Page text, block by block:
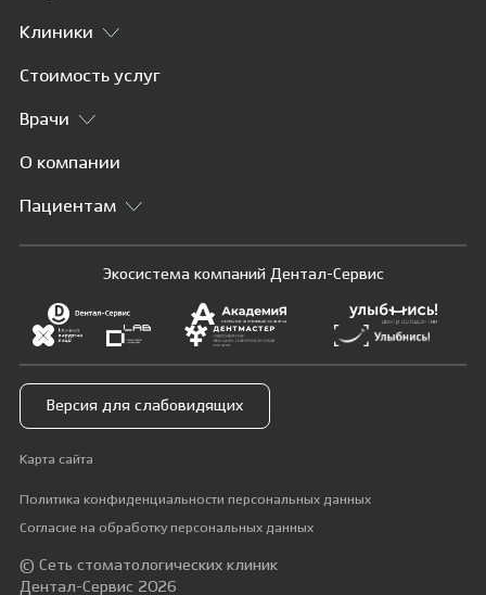
Клиники
Стоимость услуг
Врачи
О компании
Пациентам
Экосистема компаний Дентал-Сервис
Версия для слабовидящих
Карта сайта
Политика конфиденциальности персональных данных
Согласие на обработку персональных данных
© Сеть стоматологических клиник
Дентал-Сервис 2026